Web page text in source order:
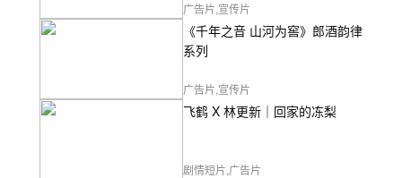
广告片,宣传片
《千年之音 山河为窖》郎酒韵律
系列
广告片,宣传片
飞鹤 X 林更新｜回家的冻梨
剧情短片,广告片